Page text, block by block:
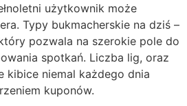
użytkownik może
Typy bukmacherskie na dziś –
pozwala na szerokie pole do
spotkań. Liczba lig, oraz
kibice niemal każdego dnia
kuponów.